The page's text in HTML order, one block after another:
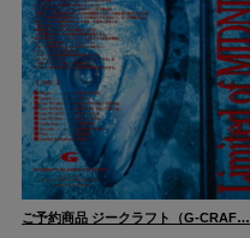
ご予約商品 ジークラフト（G-CRAF…